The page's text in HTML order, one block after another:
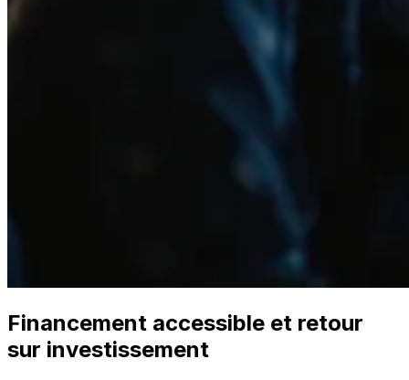
Financement accessible et retour
sur investissement